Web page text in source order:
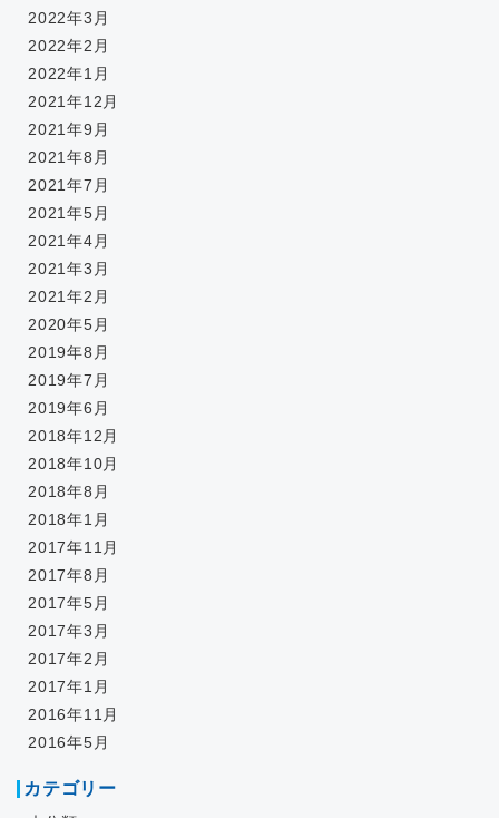
2022年3月
2022年2月
2022年1月
2021年12月
2021年9月
2021年8月
2021年7月
2021年5月
2021年4月
2021年3月
2021年2月
2020年5月
2019年8月
2019年7月
2019年6月
2018年12月
2018年10月
2018年8月
2018年1月
2017年11月
2017年8月
2017年5月
2017年3月
2017年2月
2017年1月
2016年11月
2016年5月
カテゴリー